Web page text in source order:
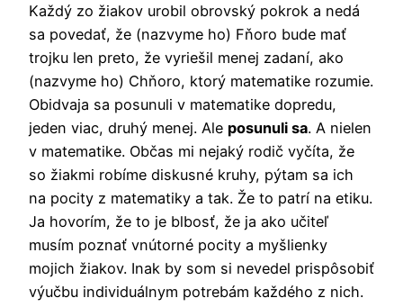
Každý zo žiakov urobil obrovský pokrok a nedá
sa povedať, že (nazvyme ho) Fňoro bude mať
trojku len preto, že vyriešil menej zadaní, ako
(nazvyme ho) Chňoro, ktorý matematike rozumie.
Obidvaja sa posunuli v matematike dopredu,
jeden viac, druhý menej. Ale posunuli sa. A nielen
v matematike. Občas mi nejaký rodič vyčíta, že
so žiakmi robíme diskusné kruhy, pýtam sa ich
na pocity z matematiky a tak. Že to patrí na etiku.
Ja hovorím, že to je blbosť, že ja ako učiteľ
musím poznať vnútorné pocity a myšlienky
mojich žiakov. Inak by som si nevedel prispôsobiť
výučbu individuálnym potrebám každého z nich.